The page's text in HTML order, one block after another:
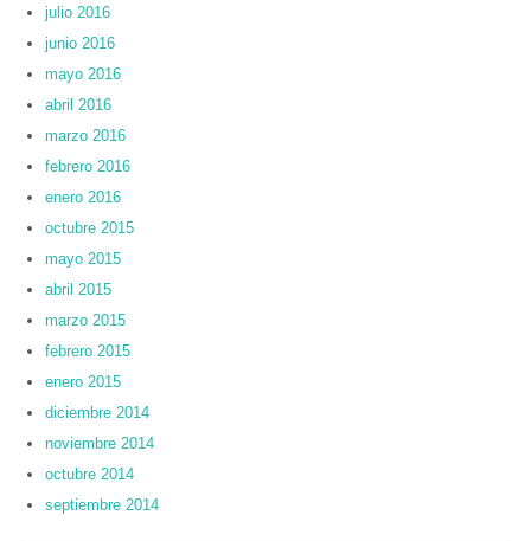
julio 2016
junio 2016
mayo 2016
abril 2016
marzo 2016
febrero 2016
enero 2016
octubre 2015
mayo 2015
abril 2015
marzo 2015
febrero 2015
enero 2015
diciembre 2014
noviembre 2014
octubre 2014
septiembre 2014